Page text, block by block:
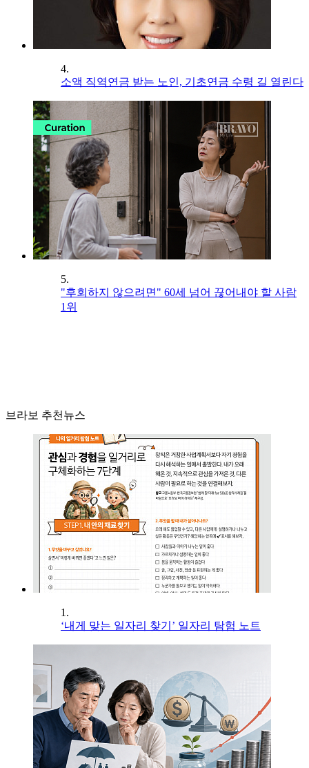
4.
소액 직역연금 받는 노인, 기초연금 수령 길 열린다
5.
"후회하지 않으려면" 60세 넘어 끊어내야 할 사람
1위
브라보 추천뉴스
1.
‘내게 맞는 일자리 찾기’ 일자리 탐험 노트